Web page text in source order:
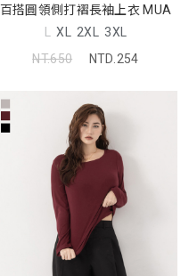
百搭圓領側打褶長袖上衣 MUA
L XL 2XL 3XL
NT.650
NTD.254